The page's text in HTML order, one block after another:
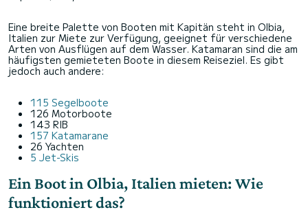
Eine breite Palette von Booten mit Kapitän steht in Olbia,
Italien zur Miete zur Verfügung, geeignet für verschiedene
Arten von Ausflügen auf dem Wasser. Katamaran sind die am
häufigsten gemieteten Boote in diesem Reiseziel. Es gibt
jedoch auch andere:
115 Segelboote
126 Motorboote
143 RIB
157 Katamarane
26 Yachten
5 Jet-Skis
Ein Boot in Olbia, Italien mieten: Wie
funktioniert das?